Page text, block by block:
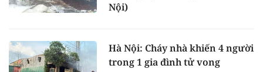
Nội)
Hà Nội: Cháy nhà khiến 4 người
trong 1 gia đình tử vong